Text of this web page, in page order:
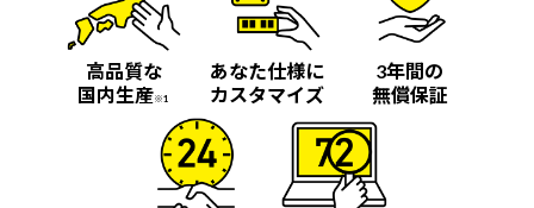
高品質な
国内生産※1
あなた仕様に
カスタマイズ
3年間の
無償保証